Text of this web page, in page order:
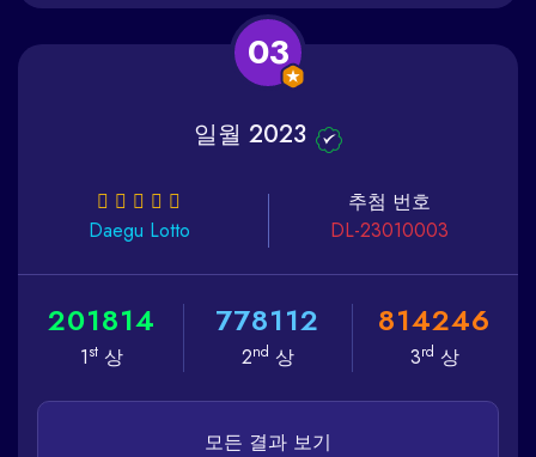
03
일월 2023
Daegu Lotto
추첨 번호
DL-23010003
201814
1st상
778112
2nd 상
814246
3rd 상
모든 결과 보기